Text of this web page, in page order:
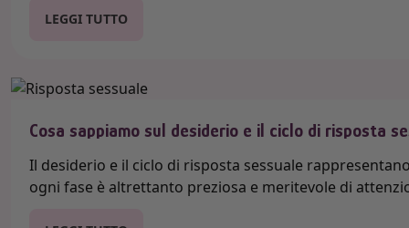
LEGGI TUTTO
Cosa sappiamo sul desiderio e il ciclo di risposta
Il desiderio e il ciclo di risposta sessuale
ogni fase è altrettanto preziosa e meritevole di